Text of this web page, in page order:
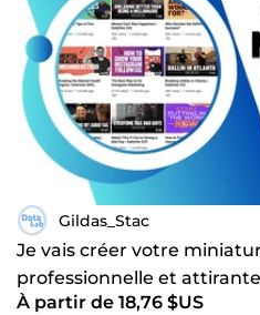
Gildas_Stac
Je vais créer votre
professionnelle et attirante
À partir de 18,76 $US